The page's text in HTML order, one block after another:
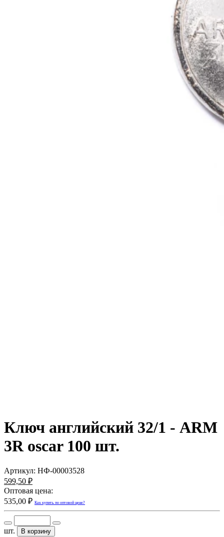
Ключ английский 32/1 - ARM
3R oscar 100 шт.
Артикул: НФ-00003528
599,50 ₽
Оптовая цена:
535,00 ₽ Как купить по оптовой цене?
шт. В корзину